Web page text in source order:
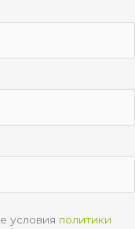
условия политики